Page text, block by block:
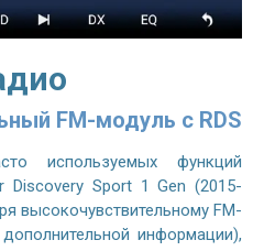
FM-модуль с RDS
используемых функций
Discovery Sport 1 Gen (2015-
высокочувствительному FM-
информации),